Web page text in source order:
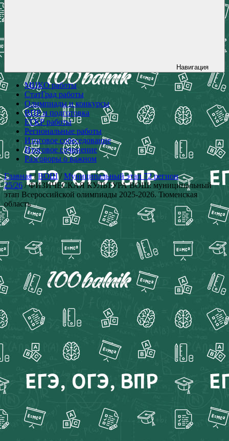
Навигация
МЦКО работы
СтатГрад работы
Олимпиады и конкурсы
ВПР и подготовка
ЕГКР работы
Региональные работы
Итоговое собеседование
Итоговое сочинение
Разговоры о важном
Главная/ВОШ/Муниципальный этап 72 регион
25/26 / ФИЗИЧЕСКАЯ КУЛЬТУРА ВОШ: муниципальный
этап Всероссийской олимпиады 2025-2026. Тюменская
область